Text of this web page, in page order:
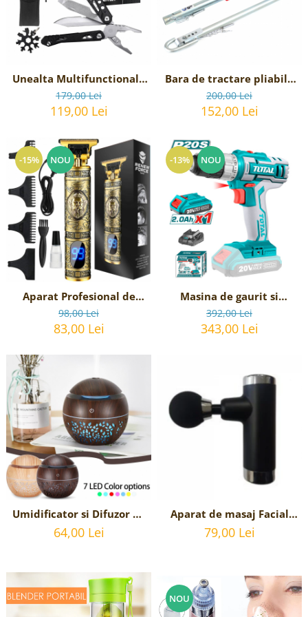
Reparatii si Renovare
Unealta Multifunctionala
de supravietuire 17-in-1,
model Black Axe Multi-
tool
179,00 Lei
119,00 Lei
Bara de tractare pliabila
rigida, 2 Tone, lungime
180cm
200,00 Lei
152,00 Lei
-15% NOU
Aparat Profesional de
tuns barba sau parul
98,00 Lei
83,00 Lei
-13% NOU
Masina de gaurit si
insurubat cu acumulator
TOTAL - 20V, 2Ah,
392,00 Lei
343,00 Lei
Umidificator si Difuzor de
Arome Terapeutice -
Aromaterapie - cu lumini
- 130 ml - Stejar Inchis
64,00 Lei
Aparat de masaj Facial
Gun Impact Mini-KH 550 -
Negru
79,00 Lei
NOU